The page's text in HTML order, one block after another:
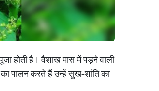
होती है। वैशाख मास में पड़ने वाली
का पालन करते हैं उन्हें सुख-शांति का